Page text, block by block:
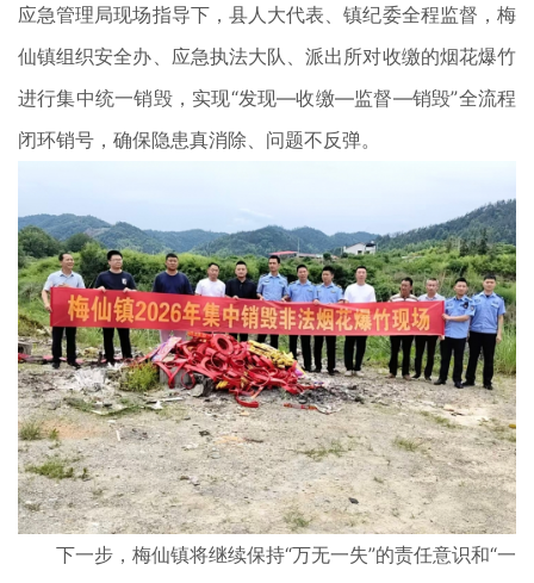
应急管理局现场指导下，县人大代表、镇纪委全程监督，梅
仙镇组织安全办、应急执法大队、派出所对收缴的烟花爆竹
进行集中统一销毁，实现“发现—收缴—监督—销毁”全流程
闭环销号，确保隐患真消除、问题不反弹。
下一步，梅仙镇将继续保持“万无一失”的责任意识和“一